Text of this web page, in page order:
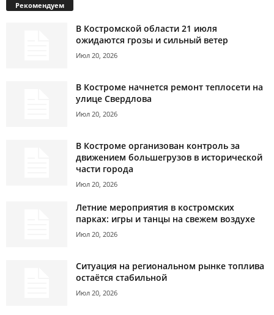
Рекомендуем
В Костромской области 21 июля
ожидаются грозы и сильный ветер
Июл 20, 2026
В Костроме начнется ремонт теплосети на
улице Свердлова
Июл 20, 2026
В Костроме организован контроль за
движением большегрузов в исторической
части города
Июл 20, 2026
Летние мероприятия в костромских
парках: игры и танцы на свежем воздухе
Июл 20, 2026
Ситуация на региональном рынке топлива
остаётся стабильной
Июл 20, 2026